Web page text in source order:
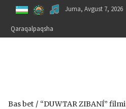
content
Juma, Avgust 7, 2026
Qaraqalpaqsha
Bas bet “DUWTAR ZIBANÍ” filmi